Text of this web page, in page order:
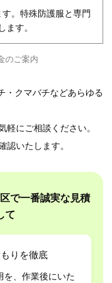
。特殊防護服と専門
す。
のご案内
クマバチなどあらゆる
にご相談ください。
いたします。
で一番誠実な見積
て
りを徹底
、作業後にいた